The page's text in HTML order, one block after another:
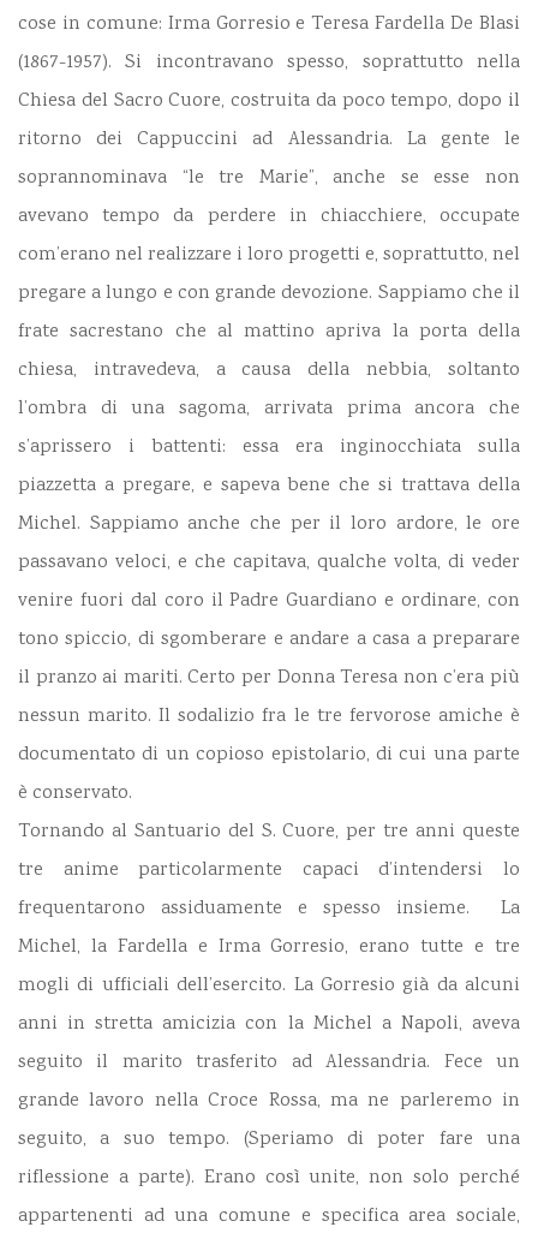
cose in comune: Irma Gorresio e Teresa Fardella De Blasi
(1867-1957). Si incontravano spesso, soprattutto nella
Chiesa del Sacro Cuore, costruita da poco tempo, dopo il
ritorno dei Cappuccini ad Alessandria. La gente le
soprannominava “le tre Marie”, anche se esse non
avevano tempo da perdere in chiacchiere, occupate
com’erano nel realizzare i loro progetti e, soprattutto, nel
pregare a lungo e con grande devozione. Sappiamo che il
frate sacrestano che al mattino apriva la porta della
chiesa, intravedeva, a causa della nebbia, soltanto
l’ombra di una sagoma, arrivata prima ancora che
s’aprissero i battenti: essa era inginocchiata sulla
piazzetta a pregare, e sapeva bene che si trattava della
Michel. Sappiamo anche che per il loro ardore, le ore
passavano veloci, e che capitava, qualche volta, di veder
venire fuori dal coro il Padre Guardiano e ordinare, con
tono spiccio, di sgomberare e andare a casa a preparare
il pranzo ai mariti. Certo per Donna Teresa non c’era più
nessun marito. Il sodalizio fra le tre fervorose amiche è
documentato di un copioso epistolario, di cui una parte
è conservato.
Tornando al Santuario del S. Cuore, per tre anni queste
tre anime particolarmente capaci d’intendersi lo
frequentarono assiduamente e spesso insieme. La
Michel, la Fardella e Irma Gorresio, erano tutte e tre
mogli di ufficiali dell’esercito. La Gorresio già da alcuni
anni in stretta amicizia con la Michel a Napoli, aveva
seguito il marito trasferito ad Alessandria. Fece un
grande lavoro nella Croce Rossa, ma ne parleremo in
seguito, a suo tempo. (Speriamo di poter fare una
riflessione a parte). Erano così unite, non solo perché
appartenenti ad una comune e specifica area sociale,